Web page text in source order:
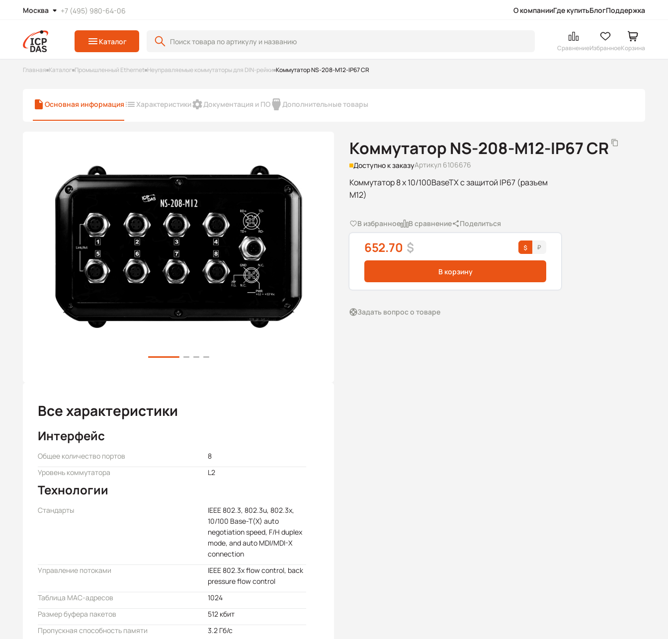
Москва +7 (495) 980-64-06 О компанииГде купитьБлогПоддержка
Каталог
СравнениеИзбранноеКорзина
Главная Каталог Промышленный Ethernet Неуправляемые коммутаторы для DIN-рейки Коммутатор NS-208-M12-IP67 CR
Основная информация Характеристики Документация и ПО Дополнительные товары
Коммутатор NS-208-M12-IP67 CR
Доступно к заказуАртикул 6106676
Коммутатор 8 x 10/100BaseTX с защитой IP67 (разъем
M12)
В избранное В сравнение Поделиться
652.70 $
В корзину
Задать вопрос о товаре
Все характеристики
Интерфейс
Общее количество портов
8
Уровень коммутатора
L2
Технологии
Стандарты
IEEE 802.3, 802.3u, 802.3x,
10/100 Base-T(X) auto
negotiation speed, F/H duplex
mode, and auto MDI/MDI-X
connection
Управление потоками
IEEE 802.3x flow control, back
pressure flow control
Таблица MAC-адресов
1024
Размер буфера пакетов
512 кбит
Пропускная способность памяти
3.2 Гб/с